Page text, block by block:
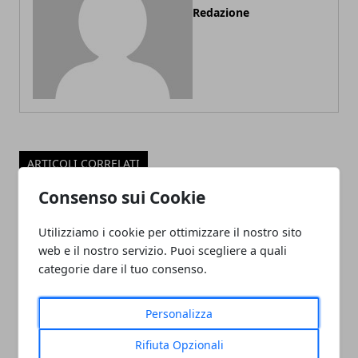
Consenso sui Cookie
Utilizziamo i cookie per ottimizzare il nostro sito
web e il nostro servizio. Puoi scegliere a quali
categorie dare il tuo consenso.
Personalizza
Rifiuta Opzionali
Redazione
ARTICOLI CORRELATI
ADDETTO/A ALLE VENDITE